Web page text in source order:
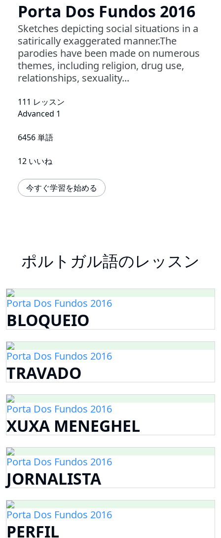
Porta Dos Fundos 2016
Sketches depicting social situations in a
satirically exaggerated manner.The
parodies have been made on numerous
themes, including religion, drug use,
relationships, sexuality...
111 レッスン
Advanced 1
6456 単語
12 いいね
今すぐ学習を始める
ポルトガル語のレッスン
Porta Dos Fundos 2016
BLOQUEIO
Porta Dos Fundos 2016
TRAVADO
Porta Dos Fundos 2016
XUXA MENEGHEL
Porta Dos Fundos 2016
JORNALISTA
Porta Dos Fundos 2016
PERFIL